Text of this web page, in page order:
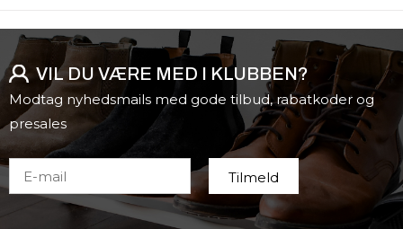
VIL DU VÆRE MED I KLUBBEN?
Modtag nyhedsmails med gode tilbud, rabatkoder og
presales